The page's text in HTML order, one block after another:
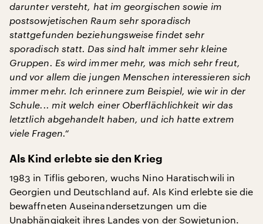
darunter versteht, hat im georgischen sowie im
postsowjetischen Raum sehr sporadisch
stattgefunden beziehungsweise findet sehr
sporadisch statt. Das sind halt immer sehr kleine
Gruppen. Es wird immer mehr, was mich sehr freut,
und vor allem die jungen Menschen interessieren sich
immer mehr. Ich erinnere zum Beispiel, wie wir in der
Schule... mit welch einer Oberflächlichkeit wir das
letztlich abgehandelt haben, und ich hatte extrem
viele Fragen.“
Als Kind erlebte sie den Krieg
1983 in Tiflis geboren, wuchs Nino Haratischwili in
Georgien und Deutschland auf. Als Kind erlebte sie die
bewaffneten Auseinandersetzungen um die
Unabhängigkeit ihres Landes von der Sowjetunion.